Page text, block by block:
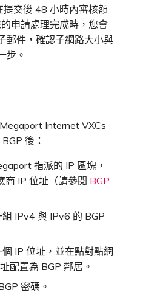
交後 48 小時內審核額
申請處理完成時，您會
郵件，確認子網路大小與
步。
Internet VXCs
後：
指派的 IP 區塊，
商 IP 位址（請參閱 BGP
IPv4 與 IPv6 的 BGP
IP 位址，並在點對點網
配置為 BGP 鄰居。
密碼。